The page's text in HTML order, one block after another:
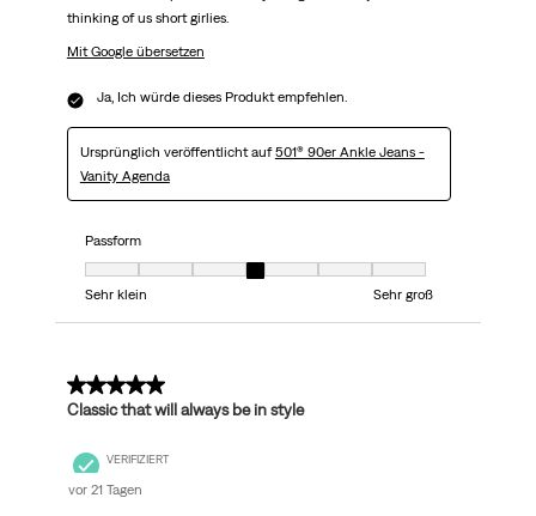
thinking of us short girlies.
Mit Google übersetzen
Ja, Ich würde dieses Produkt empfehlen.
Ursprünglich veröffentlicht auf501® 90er Ankle Jeans -
Vanity Agenda
Passform
Passform, 4 von 7, wobei 1 gleich Sehr klein ist und 7 gleich Sehr groß
Sehr klein
Sehr groß
5 von 5 Sternen.
Classic that will always be in style
VERIFIZIERT
vor 21 Tagen